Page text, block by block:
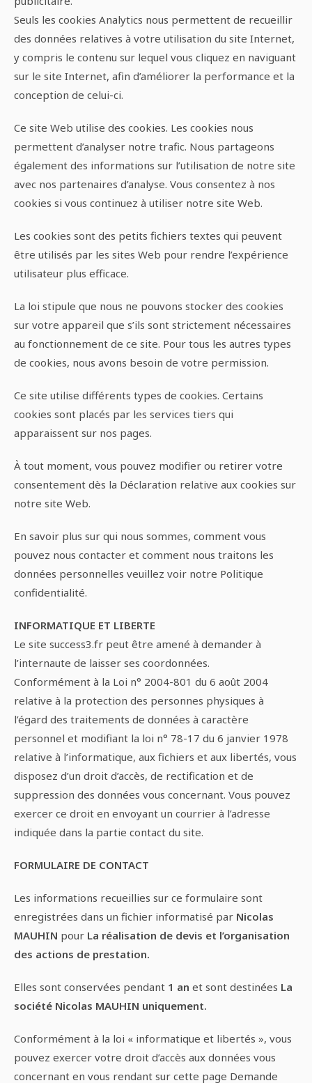
Seuls les cookies Analytics nous permettent de recueillir
des données relatives à votre utilisation du site Internet,
y compris le contenu sur lequel vous cliquez en naviguant
sur le site Internet, afin d’améliorer la performance et la
conception de celui-ci.
Ce site Web utilise des cookies. Les cookies nous
permettent d’analyser notre trafic. Nous partageons
également des informations sur l’utilisation de notre site
avec nos partenaires d’analyse. Vous consentez à nos
cookies si vous continuez à utiliser notre site Web.
Les cookies sont des petits fichiers textes qui peuvent
être utilisés par les sites Web pour rendre l’expérience
utilisateur plus efficace.
La loi stipule que nous ne pouvons stocker des cookies
sur votre appareil que s’ils sont strictement nécessaires
au fonctionnement de ce site. Pour tous les autres types
de cookies, nous avons besoin de votre permission.
Ce site utilise différents types de cookies. Certains
cookies sont placés par les services tiers qui
apparaissent sur nos pages.
À tout moment, vous pouvez modifier ou retirer votre
consentement dès la Déclaration relative aux cookies sur
notre site Web.
En savoir plus sur qui nous sommes, comment vous
pouvez nous contacter et comment nous traitons les
données personnelles veuillez voir notre Politique
confidentialité.
INFORMATIQUE ET LIBERTE
Le site success3.fr peut être amené à demander à
l’internaute de laisser ses coordonnées.
Conformément à la Loi n° 2004-801 du 6 août 2004
relative à la protection des personnes physiques à
l’égard des traitements de données à caractère
personnel et modifiant la loi n° 78-17 du 6 janvier 1978
relative à l’informatique, aux fichiers et aux libertés, vous
disposez d’un droit d’accès, de rectification et de
suppression des données vous concernant. Vous pouvez
exercer ce droit en envoyant un courrier à l’adresse
indiquée dans la partie contact du site.
FORMULAIRE DE CONTACT
Les informations recueillies sur ce formulaire sont
enregistrées dans un fichier informatisé par Nicolas
MAUHIN pour La réalisation de devis et l’organisation
des actions de prestation.
Elles sont conservées pendant 1 an et sont destinées La
société Nicolas MAUHIN uniquement.
Conformément à la loi « informatique et libertés », vous
pouvez exercer votre droit d’accès aux données vous
concernant en vous rendant sur cette page Demande